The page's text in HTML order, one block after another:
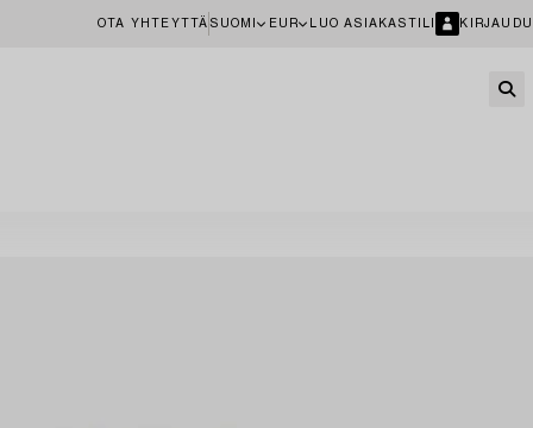
OTA YHTEYTTÄ SUOMI EUR LUO ASIAKASTILI KIRJAUDU